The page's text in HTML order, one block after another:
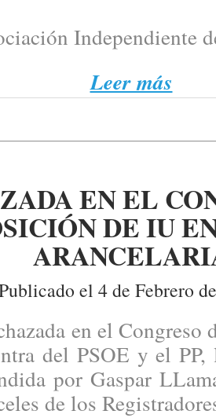
Independiente
Leer más
EN EL
DE IU
el 4 de Febrero
en el Congreso
del PSOE y el
por Gaspar
de los